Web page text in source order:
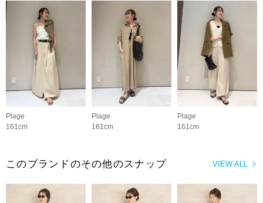
Plage
161cm
Plage
161cm
Plage
161cm
VIEW ALL
このブランドのその他のスナップ